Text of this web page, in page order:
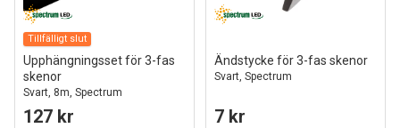
Tillfälligt slut
Upphängningsset för 3-fas
skenor
Svart, 8m, Spectrum
127 kr
Ändstycke för 3-fas skenor
Svart, Spectrum
7 kr